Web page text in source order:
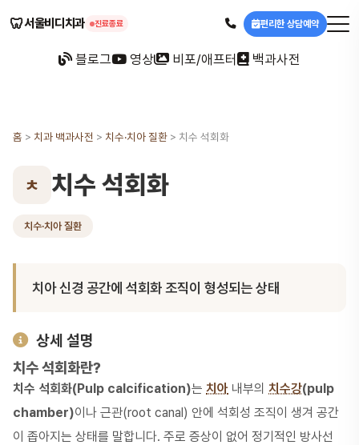
🦷서울비디치과 진료종료 편리한 상담예약
블로그 영상 비포/애프터 백과사전
홈 > 치과 백과사전 > 치수·치아 질환 > 치수 석회화
ㅊ 치수 석회화
치수·치아 질환
치아 신경 공간에 석회화 조직이 형성되는 상태
상세 설명
치수 석회화란?
치수 석회화(Pulp calcification)는 치아 내부의 치수강(pulp
chamber)이나 근관(root canal) 안에 석회성 조직이 생겨 공간
이 좁아지는 상태를 말합니다. 주로 증상이 없어 정기적인 방사선